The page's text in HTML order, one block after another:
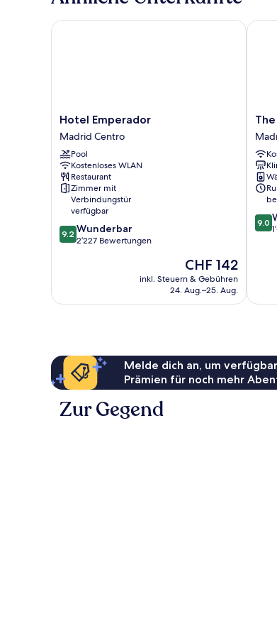
Hotel
Emperador
Madrid
Centro
Hotel Emperador
Madrid Centro
Pool
Kostenloses WLAN
Restaurant
Zimmer mit
Verbindungstür
verfügbar
9.2
von
9.2 Wunderbar
2’227 Bewertungen
Der
Preis
beträgt
CHF 142
inkl. Steuern & Gebühren
24. Aug.–25. Aug.
Hotel Emperador
The
First
One
9.0
von
9.0
The
Melde dich an, um
Prämien für noch mehr
Zur Gegend